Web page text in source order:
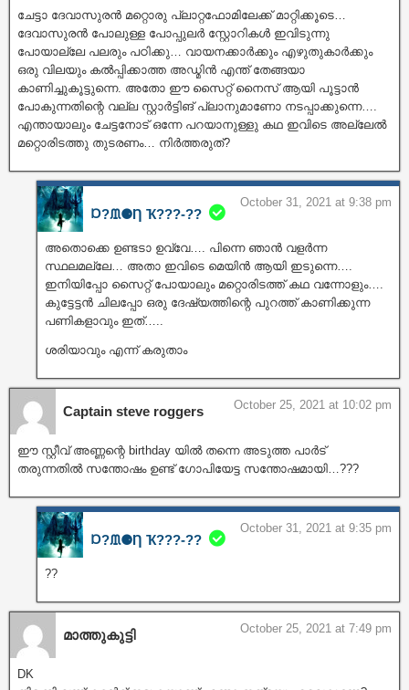
ചേട്ടാ ദേവാസുരൻ മറ്റൊരു പ്ലാറ്റഫോമിലേക്ക് മാറ്റിക്കൂടെ…
ദേവാസുരൻ പോലുള്ള പോപ്പുലർ സ്റ്റോറികൾ ഇവിടുന്നു
പോയാല്ലേ പലരും പഠിക്കു… വായനക്കാർക്കും എഴുതുകാർക്കും
ഒരു വിലയും കൽപ്പിക്കാത്ത അഡ്മിൻ എന്ത് തേങ്ങയാ
കാണിച്ചുകൂട്ടുന്നെ. അതോ ഈ സൈറ്റ് നൈസ് ആയി പൂട്ടാൻ
പോകുന്നതിന്റെ വല്ല സ്റ്റാർട്ടിങ് പ്ലാനുമാണോ നടപ്പാക്കുന്നെ….
എന്തായാലും ചേട്ടനോട് ഒന്നേ പറയാനുള്ളു കഥ ഇവിടെ അല്ലേൽ
മറ്റൊരിടത്തു തുടരണം… നിർത്തരുത്?
Ɒ?ᙢ⚈Ƞ Ҡ???‐??
October 31, 2021 at 9:38 pm
അതൊക്കെ ഉണ്ടടാ ഉവ്വേ…. പിന്നെ ഞാൻ വളർന്ന
സ്ഥലമല്ലേ… അതാ ഇവിടെ മെയിൻ ആയി ഇടുന്നെ….
ഇനിയിപ്പോ സൈറ്റ് പോയാലും മറ്റൊരിടത്ത് കഥ വന്നോളും….
കുട്ടേട്ടൻ ചിലപ്പോ ഒരു ദേഷ്യത്തിന്റെ പുറത്ത് കാണിക്കുന്ന
പണികളാവും ഇത്…..
ശരിയാവും എന്ന് കരുതാം
Captain steve roggers October 25, 2021 at 10:02 pm
ഈ സ്റ്റീവ് അണ്ണന്റെ birthday യിൽ തന്നെ അടുത്ത പാർട്
തരുന്നതിൽ സന്തോഷം ഉണ്ട് ഗോപിയേട്ട സന്തോഷമായി…???
Ɒ?ᙢ⚈Ƞ Ҡ???‐??
October 31, 2021 at 9:35 pm
??
മാത്തുകുട്ടി October 25, 2021 at 7:49 pm
DK